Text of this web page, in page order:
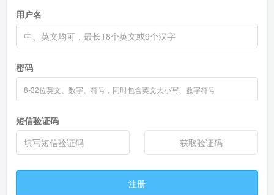
用户名
密码
短信验证码
获取验证码
注册